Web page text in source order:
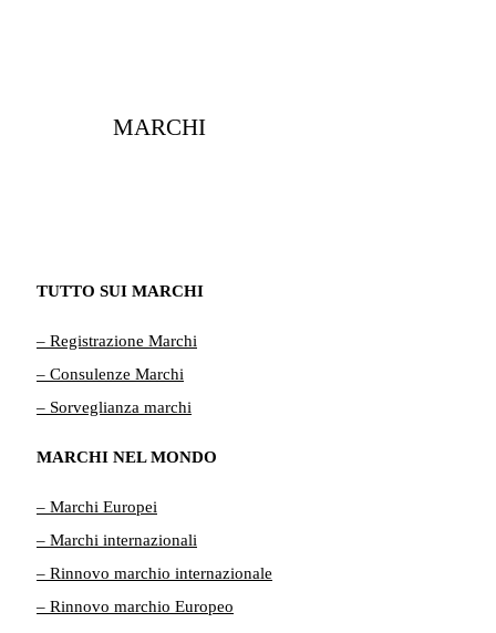
MARCHI
TUTTO SUI MARCHI
– Registrazione Marchi
– Consulenze Marchi
– Sorveglianza marchi
MARCHI NEL MONDO
– Marchi Europei
– Marchi internazionali
– Rinnovo marchio internazionale
– Rinnovo marchio Europeo